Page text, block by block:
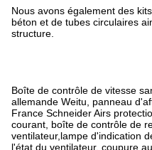
Nous avons également des
béton et de tubes circulaires
structure.
Boîte de contrôle de vitesse
allemande Weitu, panneau
France Schneider Airs
courant, boîte de contrôle de
ventilateur,lampe d'indication
l'état du ventilateur, coupure